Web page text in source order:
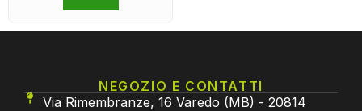
NEGOZIO E CONTATTI
Via Rimembranze, 16 Varedo (MB) - 20814